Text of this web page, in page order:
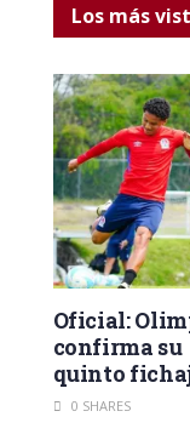
Los más
Oficial:
confirma su
quinto
0 SHARES